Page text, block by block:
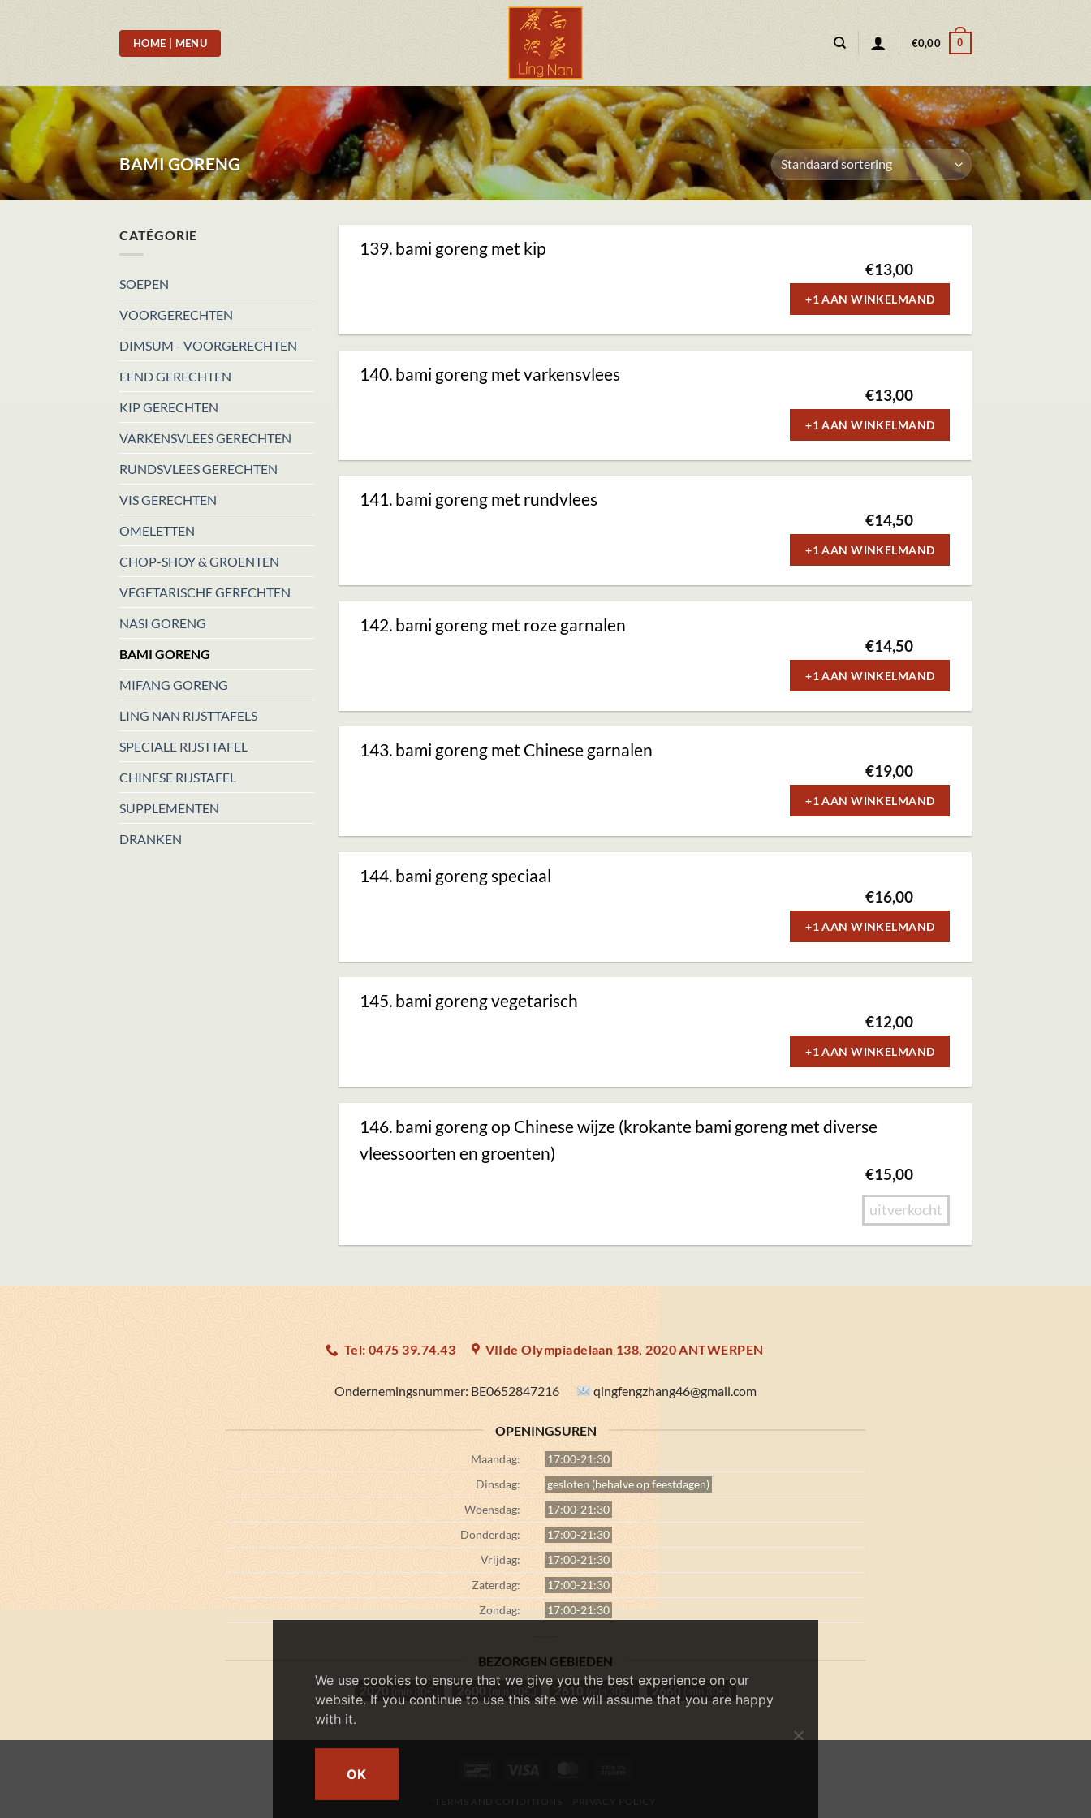
HOME | MENU €0,00 0
BAMI GORENG
CATÉGORIE
SOEPEN
VOORGERECHTEN
DIMSUM - VOORGERECHTEN
EEND GERECHTEN
KIP GERECHTEN
VARKENSVLEES GERECHTEN
RUNDSVLEES GERECHTEN
VIS GERECHTEN
OMELETTEN
CHOP-SHOY & GROENTEN
VEGETARISCHE GERECHTEN
NASI GORENG
BAMI GORENG
MIFANG GORENG
LING NAN RIJSTTAFELS
SPECIALE RIJSTTAFEL
CHINESE RIJSTAFEL
SUPPLEMENTEN
DRANKEN
139. bami goreng met kip
€13,00
+1 AAN WINKELMAND
140. bami goreng met varkensvlees
€13,00
+1 AAN WINKELMAND
141. bami goreng met rundvlees
€14,50
+1 AAN WINKELMAND
142. bami goreng met roze garnalen
€14,50
+1 AAN WINKELMAND
143. bami goreng met Chinese garnalen
€19,00
+1 AAN WINKELMAND
144. bami goreng speciaal
€16,00
+1 AAN WINKELMAND
145. bami goreng vegetarisch
€12,00
+1 AAN WINKELMAND
146. bami goreng op Chinese wijze (krokante bami goreng met diverse
vleessoorten en groenten)
€15,00
uitverkocht
Tel: 0475 39.74.43 VIIde Olympiadelaan 138, 2020 ANTWERPEN
Ondernemingsnummer: BE0652847216 qingfengzhang46@gmail.com
OPENINGSUREN
Maandag:
17:00-21:30
Dinsdag:
gesloten (behalve op feestdagen)
Woensdag:
17:00-21:30
Donderdag:
17:00-21:30
Vrijdag:
17:00-21:30
Zaterdag:
17:00-21:30
Zondag:
17:00-21:30
BEZORGEN GEBIEDEN
2020 (min 30€,) 2600 (min 30€,) 2610 (min 30€,) 2660 (min 30€,)
We use cookies to ensure that we give you the best experience on our
website. If you continue to use this site we will assume that you are happy
with it.
OK